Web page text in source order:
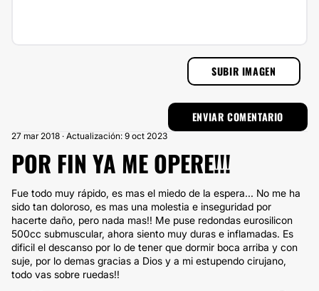
SUBIR IMAGEN
27 mar 2018 · Actualización: 9 oct 2023
POR FIN YA ME OPERE!!!
Fue todo muy rápido, es mas el miedo de la espera... No me ha
sido tan doloroso, es mas una molestia e inseguridad por
hacerte daño, pero nada mas!! Me puse redondas eurosilicon
500cc submuscular, ahora siento muy duras e inflamadas. Es
dificil el descanso por lo de tener que dormir boca arriba y con
suje, por lo demas gracias a Dios y a mi estupendo cirujano,
todo vas sobre ruedas!!